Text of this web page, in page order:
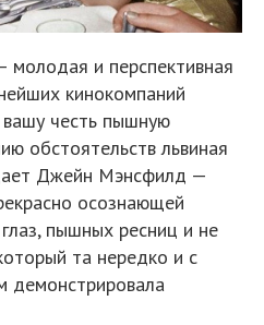
молодая и перспективная
кинокомпаний
вашу честь пышную
обстоятельств львиная
Джейн Мэнсфилд —
осознающей
пышных ресниц и не
та нередко и с
демонстрировала